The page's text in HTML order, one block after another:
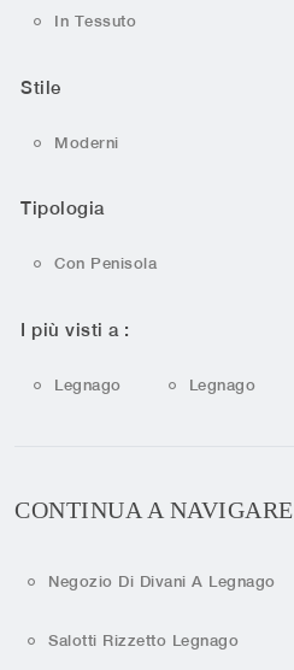
In Tessuto
Stile
Moderni
Tipologia
Con Penisola
I più visti a :
Legnago Legnago
CONTINUA A NAVIGARE
Negozio Di Divani A Legnago
Salotti Rizzetto Legnago